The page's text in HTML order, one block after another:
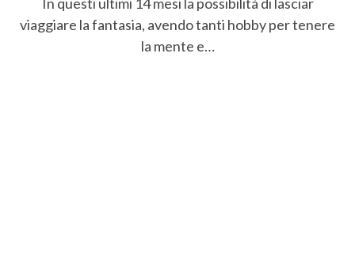
In questi ultimi 14 mesi la possibilità di lasciar
viaggiare la fantasia, avendo tanti hobby per tenere
la mente e…